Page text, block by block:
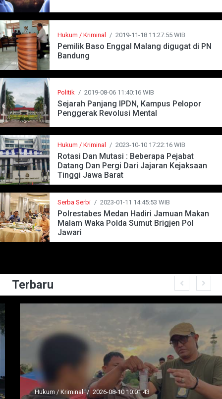
Hukum / Kriminal / 2019-11-18 11:27:55 WIB
Pemilik Baso Enggal Malang digugat di PN
Bandung
Politik / 2019-08-06 11:40:16 WIB
Sejarah Panjang IPDN, Kampus Pelopor
Penggerak Revolusi Mental
Hukum / Kriminal / 2023-10-10 17:22:16 WIB
Rotasi Dan Mutasi : Beberapa Pejabat
Datang Dan Pergi Dari Jajaran Kejaksaan
Tinggi Jawa Barat
Serba Serbi / 2023-01-11 14:45:53 WIB
Polrestabes Medan Hadiri Jamuan Makan
Malam Waka Polda Sumut Brigjen Pol
Jawari
Terbaru
Hukum / Kriminal / 2026-08-10 10:01:43